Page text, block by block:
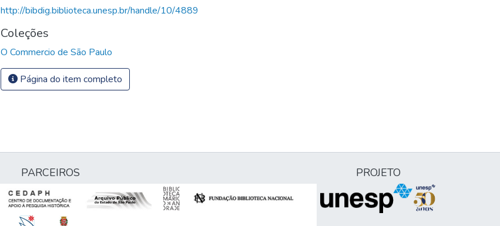
http://bibdig.biblioteca.unesp.br/handle/10/4889
Coleções
O Commercio de São Paulo
Página do item completo
PARCEIROS PROJETO